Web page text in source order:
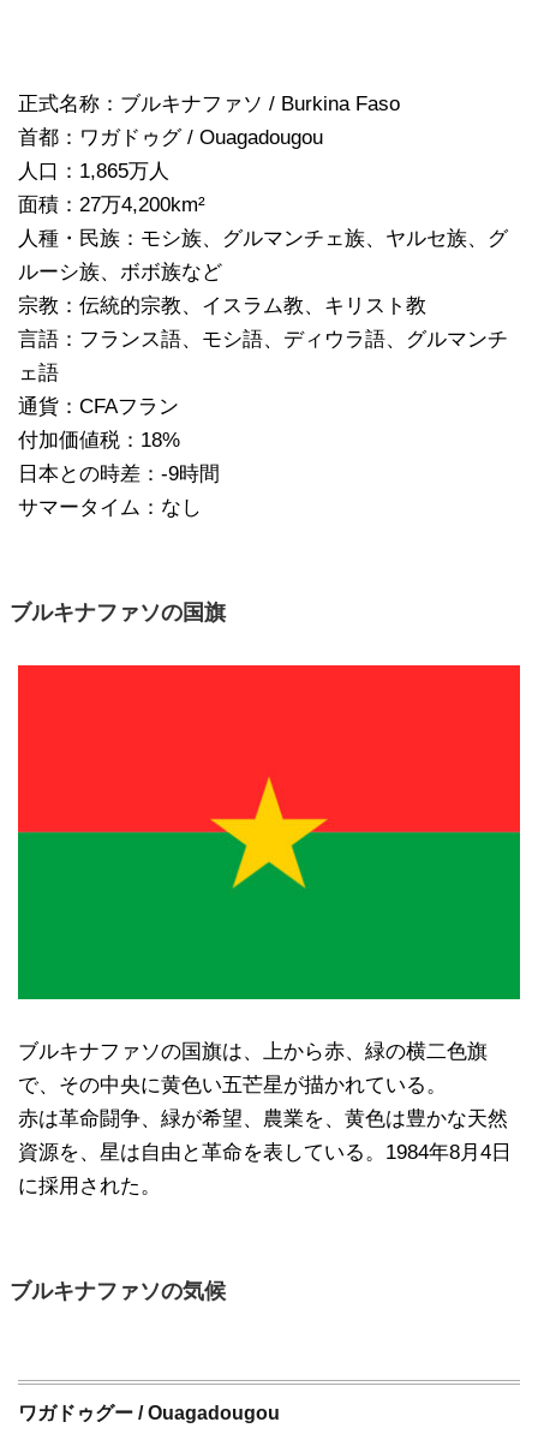
正式名称：ブルキナファソ / Burkina Faso
首都：ワガドゥグ / Ouagadougou
人口：1,865万人
面積：27万4,200km²
人種・民族：モシ族、グルマンチェ族、ヤルセ族、グ
ルーシ族、ボボ族など
宗教：伝統的宗教、イスラム教、キリスト教
言語：フランス語、モシ語、ディウラ語、グルマンチ
ェ語
通貨：CFAフラン
付加価値税：18%
日本との時差：-9時間
サマータイム：なし
ブルキナファソの国旗
ブルキナファソの国旗は、上から赤、緑の横二色旗
で、その中央に黄色い五芒星が描かれている。
赤は革命闘争、緑が希望、農業を、黄色は豊かな天然
資源を、星は自由と革命を表している。1984年8月4日
に採用された。
ブルキナファソの気候
ワガドゥグー / Ouagadougou